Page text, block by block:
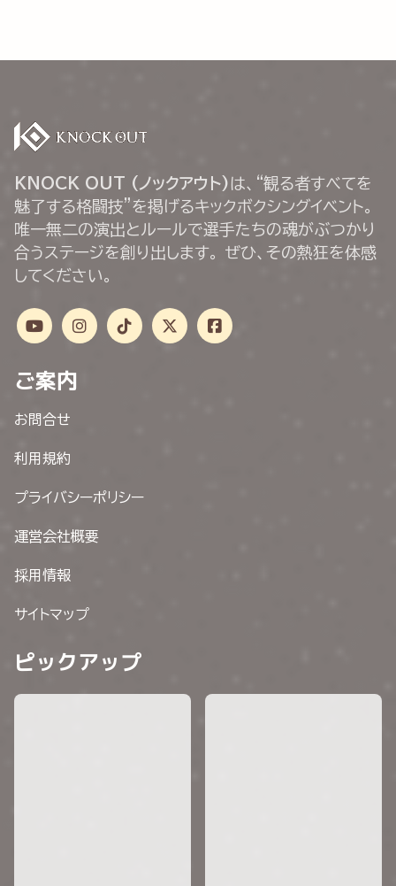
KNOCK OUT (ノックアウト) は、“観る者すべてを
魅了する格闘技”を掲げるキックボクシングイベント。
唯一無二の演出とルールで選手たちの魂がぶつかり
合うステージを創り出します。 ぜひ、その熱狂を体感
してください。
ご案内
お問合せ
利用規約
プライバシーポリシー
運営会社概要
採用情報
サイトマップ
ピックアップ